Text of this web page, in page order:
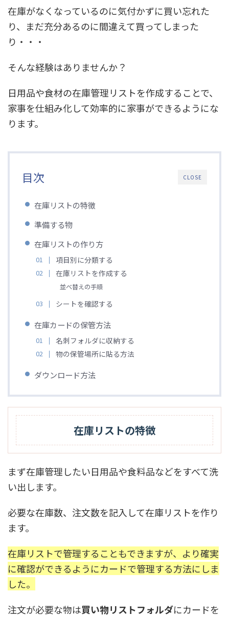
在庫がなくなっているのに気付かずに買い忘れた
り、まだ充分あるのに間違えて買ってしまった
り・・・
そんな経験はありませんか？
日用品や食材の在庫管理リストを作成することで、
家事を仕組み化して効率的に家事ができるようにな
ります。
CLOSE
目次
在庫リストの特徴
準備する物
在庫リストの作り方
項目別に分類する
在庫リストを作成する
並べ替えの手順
シートを確認する
在庫カードの保管方法
名刺フォルダに収納する
物の保管場所に貼る方法
ダウンロード方法
在庫リストの特徴
まず在庫管理したい日用品や食料品などをすべて洗
い出します。
必要な在庫数、注文数を記入して在庫リストを作り
ます。
在庫リストで管理することもできますが、より確実
に確認ができるようにカードで管理する方法にしま
した。
注文が必要な物は買い物リストフォルダにカードを